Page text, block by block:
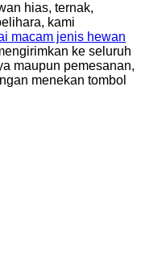
hias, ternak,
kami
macam jenis hewan
ke seluruh
maupun pemesanan,
menekan tombol